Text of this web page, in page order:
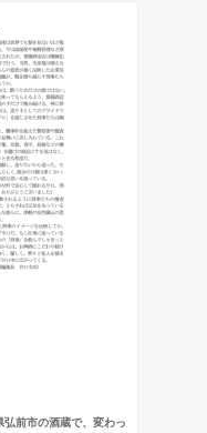
前市の酒蔵で、変わっ